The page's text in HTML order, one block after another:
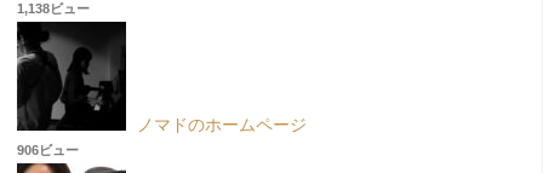
1,138ビュー
ノマドのホームページ
906ビュー